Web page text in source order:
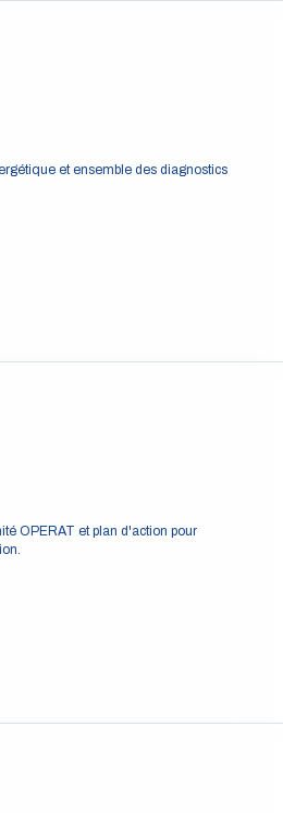
et ensemble des diagnostics
OPERAT et plan d'action pour